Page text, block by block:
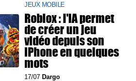
JEUX MOBILE
Roblox : l'IA permet
de créer un jeu
vidéo depuis son
iPhone en quelques
mots
17/07 Dargo